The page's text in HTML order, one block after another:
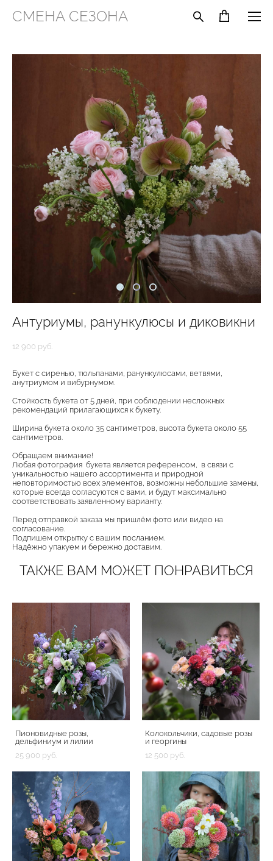
СМЕНА СЕЗОНА
Антуриумы, ранункулюсы и диковикни
12 900 pуб.
Букет с сиренью, тюльпанами, ранункулюсами, ветвями,
анутриумом и вибурнумом.
Стойкость букета от 5 дней, при соблюдении несложных
рекомендаций прилагающихся к букету.
Ширина букета около 35 сантиметров, высота букета около 55
сантиметров.
Обращаем внимание!
Любая фотография букета является референсом, в связи с
уникальностью нашего ассортимента и природной
неповторимостью всех элементов, возможны небольшие замены,
которые всегда согласуются с вами, и будут максимально
соответствовать заявленному варианту.
Перед отправкой заказа мы пришлём фото или видео на
согласование.
Подпишем открытку с вашим посланием.
Надёжно упакуем и бережно доставим.
ТАКЖЕ ВАМ МОЖЕТ ПОНРАВИТЬСЯ
Пионовидные розы,
дельфиниум и лилии
25 900 pуб.
Колокольчики, садовые розы
и георгины
12 500 pуб.